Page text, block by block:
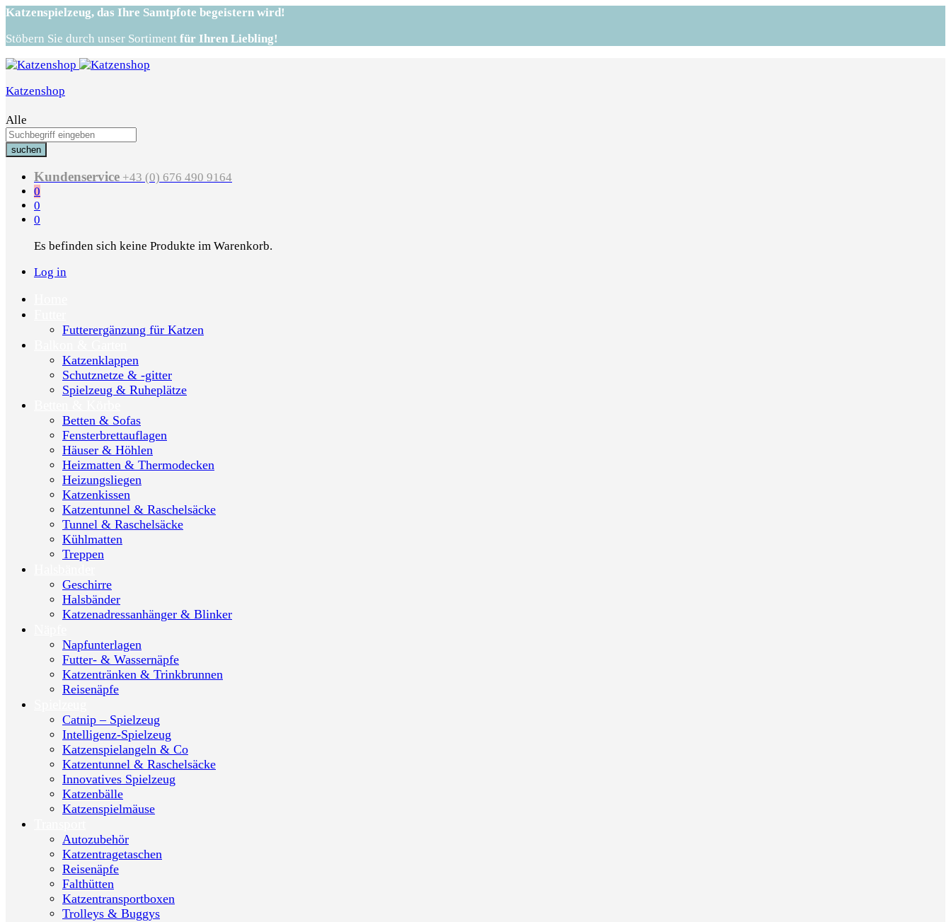
Katzenspielzeug, das Ihre Samtpfote begeistern wird!
Stöbern Sie durch unser Sortiment für Ihren Liebling!
Katzenshop
Alle
suchen
Kundenservice +43 (0) 676 490 9164
0
0
0
Es befinden sich keine Produkte im Warenkorb.
Log in
Futterergänzung für Katzen
Katzenklappen
Schutznetze & -gitter
Spielzeug & Ruheplätze
Betten & Sofas
Fensterbrettauflagen
Häuser & Höhlen
Heizmatten & Thermodecken
Heizungsliegen
Katzenkissen
Katzentunnel & Raschelsäcke
Tunnel & Raschelsäcke
Kühlmatten
Treppen
Geschirre
Halsbänder
Katzenadressanhänger & Blinker
Napfunterlagen
Futter- & Wassernäpfe
Katzentränken & Trinkbrunnen
Reisenäpfe
Catnip – Spielzeug
Intelligenz-Spielzeug
Katzenspielangeln & Co
Katzentunnel & Raschelsäcke
Innovatives Spielzeug
Katzenbälle
Katzenspielmäuse
Autozubehör
Katzentragetaschen
Reisenäpfe
Falthütten
Katzentransportboxen
Trolleys & Buggys